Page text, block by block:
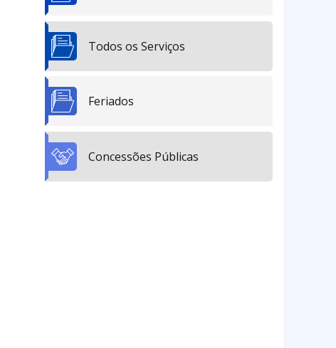
Todos os Serviços
Feriados
Concessões Públicas